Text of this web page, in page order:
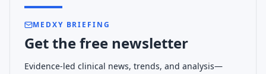
MEDXY BRIEFING
Get the free newsletter
Evidence-led clinical news, trends, and analysis—